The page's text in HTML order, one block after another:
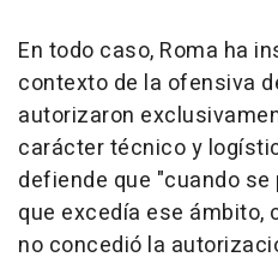
En todo caso, Roma ha
contexto de la ofensiva
autorizaron
carácter técnico y
defiende que "cuando
que excedía ese ámbito,
no concedió la